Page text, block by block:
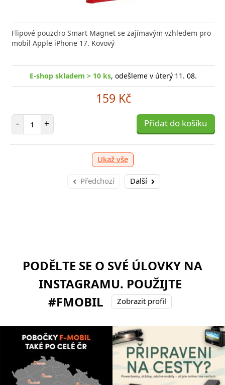
Flipové pouzdro Smart Magnet se zajímavým vzhledem pro
mobil Apple iPhone 17. Kovový
E-shop skladem > 10 ks, odešleme v úterý 11. 08.
159 Kč
- Počet položek
+ Přidat do košíku
Ukaž vše
Předchozí Další
FIXED zajistí rychlé a bezpečné nabíjení
moderního smartphonu,
skladem > 10 ks, odešleme v úterý 11. 08.
položek
+ Přidat do košíku
E-
-
značky Baseus Cafule Series Metal. Kabel
přenášet data z mobilních
skladem > 10 ks, odešleme v úterý 11. 08.
položek Přidat do košíku
Datový
-
PODĚLTE SE O SVÉ ÚLOVKY NA
INSTAGRAMU. POUŽIJTE
#FMOBIL
Zobrazit profil